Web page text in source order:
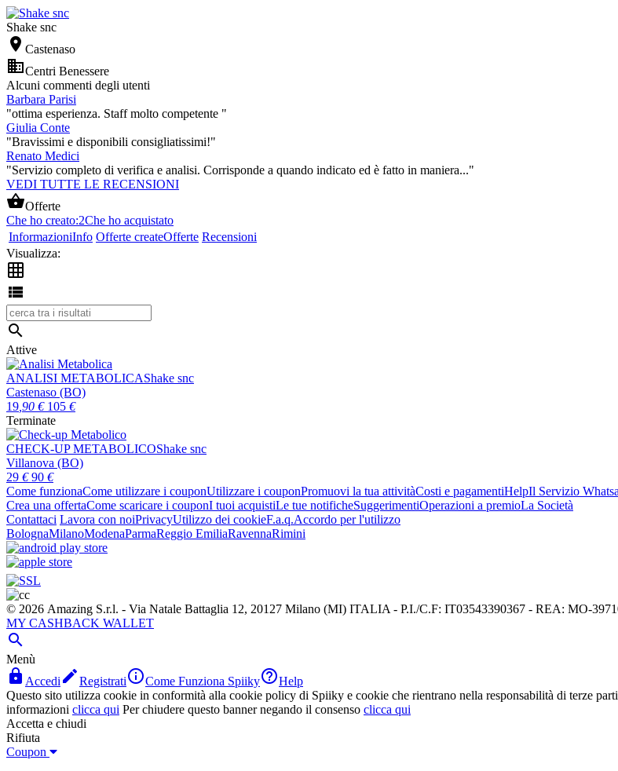
Shake snc
 Castenaso
Centri Benessere
Alcuni commenti degli utenti
Barbara Parisi
"ottima esperienza. Staff molto competente "
Giulia Conte
"Bravissimi e disponibili consigliatissimi!"
Renato Medici
"Servizio completo di verifica e analisi. Corrisponde a quando indicato ed è fatto in maniera..."
VEDI TUTTE LE RECENSIONI
Offerte
Che ho creato:2Che ho acquistato
InformazioniInfo Offerte createOfferte Recensioni
Visualizza:



Attive
ANALISI METABOLICAShake snc
Castenaso (BO)
19 ,90 € 105 €
Terminate
CHECK-UP METABOLICOShake snc
Villanova (BO)
29 € 90 €
Come funzionaCome utilizzare i couponUtilizzare i couponPromuovi la tua attivitàCosti e pagamentiHelpIl Servizio
Crea una offertaCome scaricare i couponI tuoi acquistiLe tue notificheSuggerimentiOperazioni a premioLa Società
Contattaci Lavora con noiPrivacyUtilizzo dei cookieF.a.q.Accordo per l'utilizzo
BolognaMilanoModenaParmaReggio EmiliaRavennaRimini
© 2026 Amazing S.r.l. - Via Natale Battaglia 12, 20127 Milano (MI) ITALIA - P.I./C.F: IT03543390367 - REA: MO-
MY CASHBACK WALLET

Menù
 Accedi RegistratiCome Funziona SpiikyHelp
Questo sito utilizza cookie in conformità alla cookie policy di Spiiky e cookie che rientrano nella responsabilità di terze
informazioni clicca qui Per chiudere questo banner negando il consenso clicca qui
Accetta e chiudi
Rifiuta
Coupon